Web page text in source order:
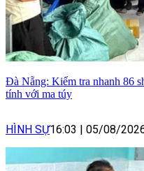
Đà Nẵng: Kiểm tra nhanh 86
tính với ma túy
HÌNH SỰ16:03 | 05/08/